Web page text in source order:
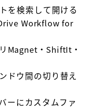
を検索して開ける
Workflow for
Magnet・ShiftIt・
ドウ間の切り替え
ーにカスタムファ